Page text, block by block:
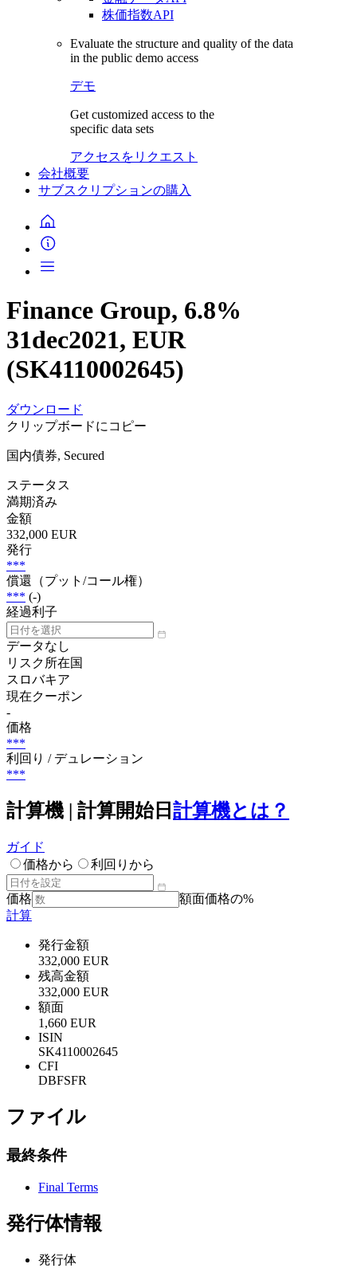
株価指数API
Evaluate the structure and quality of the data
in the public demo access
デモ
Get customized access to the
specific data sets
アクセスをリクエスト
会社概要
サブスクリプションの購入
Finance Group, 6.8%
31dec2021, EUR
(SK4110002645)
ダウンロード
クリップボードにコピー
国内債券, Secured
ステータス
満期済み
金額
332,000 EUR
発行
***
償還（プット/コール権）
*** (-)
経過利子
データなし
リスク所在国
スロバキア
現在クーポン
-
価格
***
利回り / デュレーション
***
計算機 | 計算開始日 計算機とは？
ガイド
価格から
利回りから
価格
額面価格の%
計算
発行金額
332,000 EUR
残高金額
332,000 EUR
額面
1,660 EUR
ISIN
SK4110002645
CFI
DBFSFR
ファイル
最終条件
Final Terms
発行体情報
発行体